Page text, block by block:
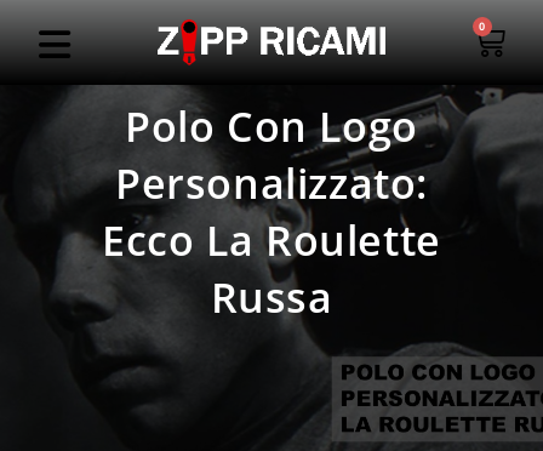
0
Polo Con Logo
Personalizzato:
Ecco La Roulette
Russa